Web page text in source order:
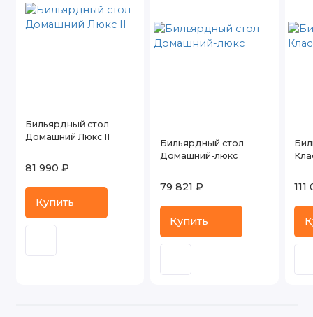
Бильярдный стол
Домашний Люкс II
81 990 ₽
Купить
Бильярдный стол
Домашний-люкс
79 821 ₽
Купить